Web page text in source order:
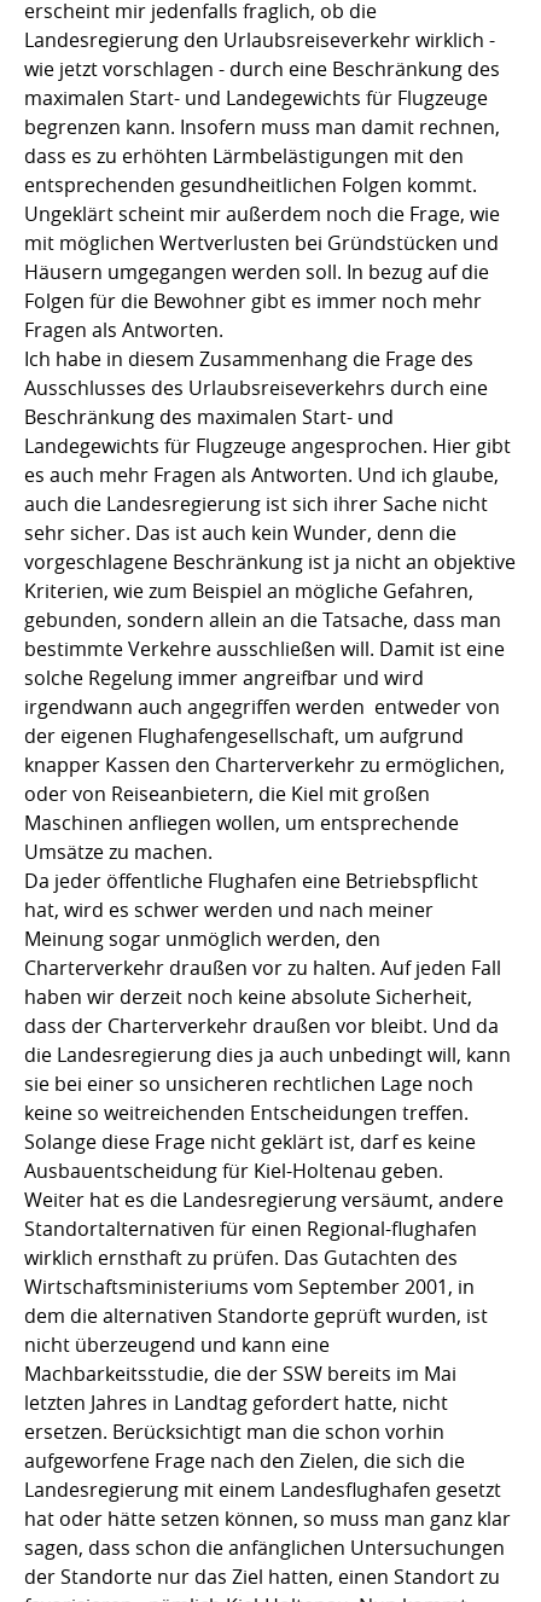
erscheint mir jedenfalls fraglich, ob die
Landesregierung den Urlaubsreiseverkehr wirklich -
wie jetzt vorschlagen - durch eine Beschränkung des
maximalen Start- und Landegewichts für Flugzeuge
begrenzen kann. Insofern muss man damit rechnen,
dass es zu erhöhten Lärmbelästigungen mit den
entsprechenden gesundheitlichen Folgen kommt.
Ungeklärt scheint mir außerdem noch die Frage, wie
mit möglichen Wertverlusten bei Gründstücken und
Häusern umgegangen werden soll. In bezug auf die
Folgen für die Bewohner gibt es immer noch mehr
Fragen als Antworten.
Ich habe in diesem Zusammenhang die Frage des
Ausschlusses des Urlaubsreiseverkehrs durch eine
Beschränkung des maximalen Start- und
Landegewichts für Flugzeuge angesprochen. Hier gibt
es auch mehr Fragen als Antworten. Und ich glaube,
auch die Landesregierung ist sich ihrer Sache nicht
sehr sicher. Das ist auch kein Wunder, denn die
vorgeschlagene Beschränkung ist ja nicht an objektive
Kriterien, wie zum Beispiel an mögliche Gefahren,
gebunden, sondern allein an die Tatsache, dass man
bestimmte Verkehre ausschließen will. Damit ist eine
solche Regelung immer angreifbar und wird
irgendwann auch angegriffen werden  entweder von
der eigenen Flughafengesellschaft, um aufgrund
knapper Kassen den Charterverkehr zu ermöglichen,
oder von Reiseanbietern, die Kiel mit großen
Maschinen anfliegen wollen, um entsprechende
Umsätze zu machen.
Da jeder öffentliche Flughafen eine Betriebspflicht
hat, wird es schwer werden und nach meiner
Meinung sogar unmöglich werden, den
Charterverkehr draußen vor zu halten. Auf jeden Fall
haben wir derzeit noch keine absolute Sicherheit,
dass der Charterverkehr draußen vor bleibt. Und da
die Landesregierung dies ja auch unbedingt will, kann
sie bei einer so unsicheren rechtlichen Lage noch
keine so weitreichenden Entscheidungen treffen.
Solange diese Frage nicht geklärt ist, darf es keine
Ausbauentscheidung für Kiel-Holtenau geben.
Weiter hat es die Landesregierung versäumt, andere
Standortalternativen für einen Regional-flughafen
wirklich ernsthaft zu prüfen. Das Gutachten des
Wirtschaftsministeriums vom September 2001, in
dem die alternativen Standorte geprüft wurden, ist
nicht überzeugend und kann eine
Machbarkeitsstudie, die der SSW bereits im Mai
letzten Jahres in Landtag gefordert hatte, nicht
ersetzen. Berücksichtigt man die schon vorhin
aufgeworfene Frage nach den Zielen, die sich die
Landesregierung mit einem Landesflughafen gesetzt
hat oder hätte setzen können, so muss man ganz klar
sagen, dass schon die anfänglichen Untersuchungen
der Standorte nur das Ziel hatten, einen Standort zu